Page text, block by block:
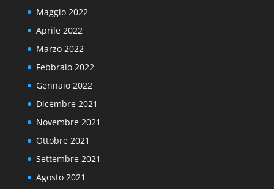
Maggio 2022
Aprile 2022
Marzo 2022
Febbraio 2022
Gennaio 2022
Dicembre 2021
Novembre 2021
Ottobre 2021
Settembre 2021
Agosto 2021